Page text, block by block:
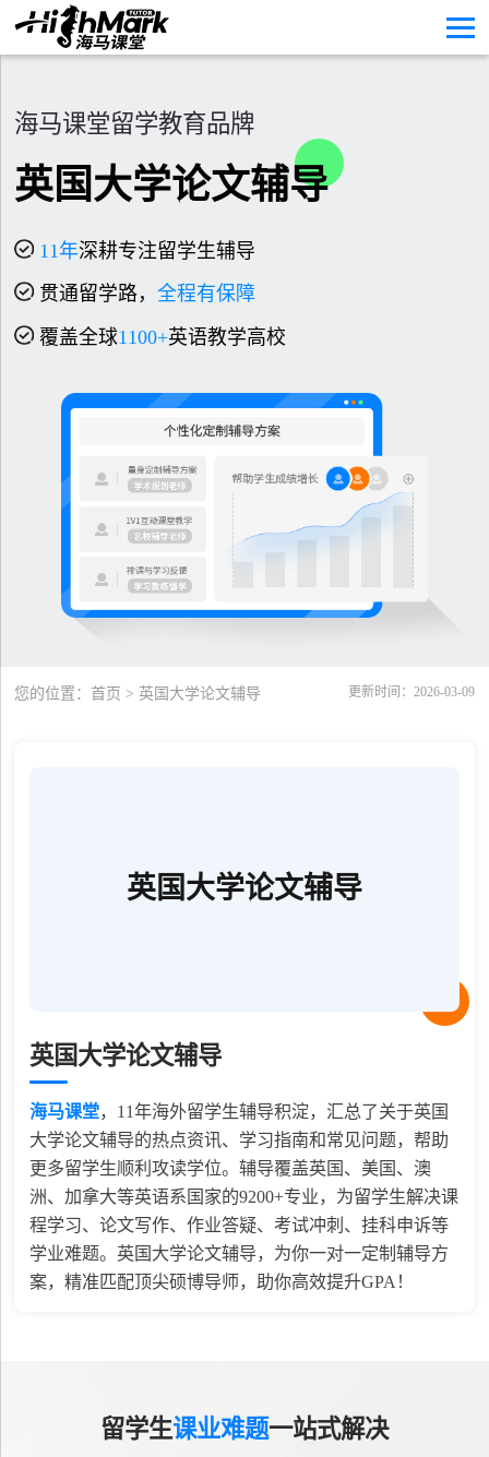
海马课堂留学教育品牌
英国大学论文辅导
11年深耕专注留学生辅导
贯通留学路， 全程有保障
覆盖全球1100+英语教学高校
您的位置：首页 > 英国大学论文辅导 更新时间：2026-03-09
英国大学论文辅导
英国大学论文辅导
海马课堂， 11年海外留学生辅导积淀，汇总了关于英国
大学论文辅导的热点资讯、学习指南和常见问题，帮助
更多留学生顺利攻读学位。辅导覆盖英国、美国、澳
洲、加拿大等英语系国家的9200+专业，为留学生解决课
程学习、论文写作、作业答疑、考试冲刺、挂科申诉等
学业难题。英国大学论文辅导，为你一对一定制辅导方
案，精准匹配顶尖硕博导师，助你高效提升GPA！
留学生课业难题一站式解决